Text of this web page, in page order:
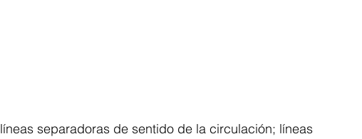
separadoras de sentido de la circulación; líneas